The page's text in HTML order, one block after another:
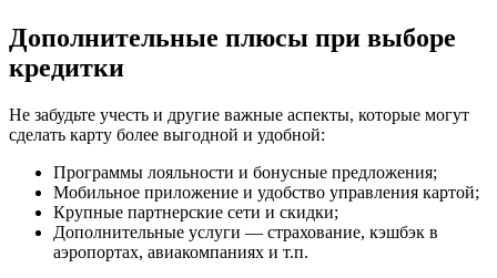
Дополнительные плюсы при выборе
кредитки
Не забудьте учесть и другие важные аспекты, которые могут
сделать карту более выгодной и удобной:
Программы лояльности и бонусные предложения;
Мобильное приложение и удобство управления картой;
Крупные партнерские сети и скидки;
Дополнительные услуги — страхование, кэшбэк в
аэропортах, авиакомпаниях и т.п.